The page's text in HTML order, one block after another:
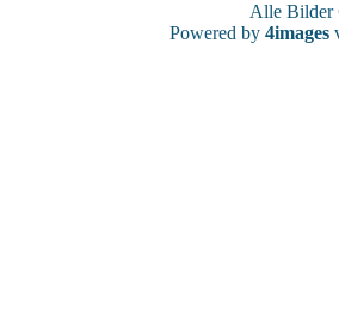
Alle
Powered by 4images